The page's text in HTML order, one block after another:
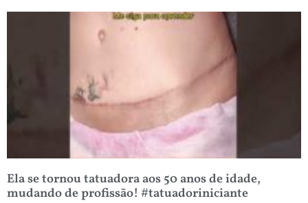
Ela se tornou tatuadora aos 50 anos de idade,
mudando de profissão! #tatuadoriniciante